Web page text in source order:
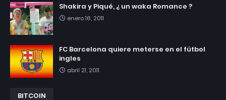
Shakira y Piqué, ¿ un waka Romance ?
enero 16, 2011
FC Barcelona quiere meterse en el fútbol
ingles
abril 21, 2011
BITCOIN